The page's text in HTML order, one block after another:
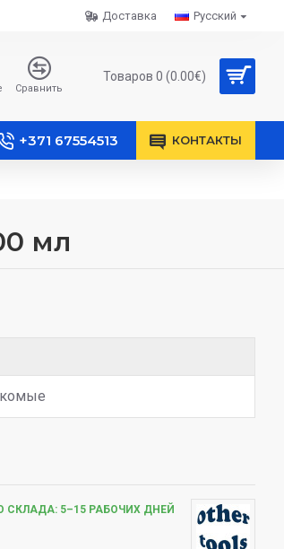
Русский
Доставка
Сравнить
Товаров 0 (0.00€)
+371 67554513 КОНТАКТЫ
мл
5–15 РАБОЧИХ ДНЕЙ